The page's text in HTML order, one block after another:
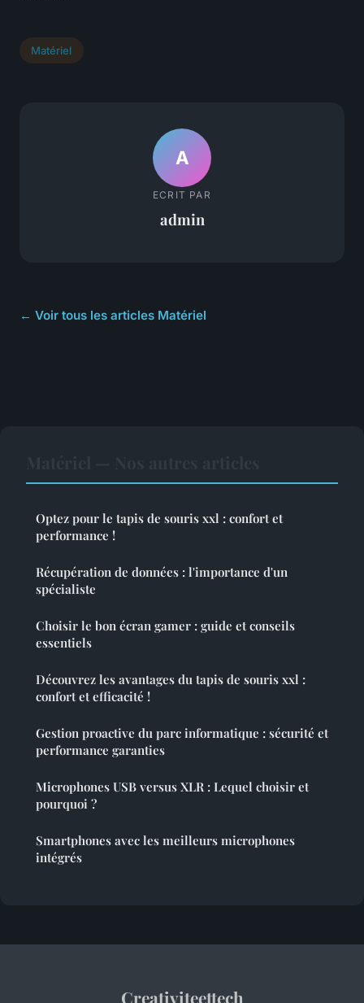
Matériel
A
ECRIT PAR
admin
← Voir tous les articles Matériel
Optez pour le tapis de souris xxl : confort et
performance !
Récupération de données : l'importance d'un
spécialiste
Choisir le bon écran gamer : guide et conseils
essentiels
Découvrez les avantages du tapis de souris xxl :
confort et efficacité !
Gestion proactive du parc informatique : sécurité et
performance garanties
Microphones USB versus XLR : Lequel choisir et
pourquoi ?
Smartphones avec les meilleurs microphones
intégrés
Creativiteettech